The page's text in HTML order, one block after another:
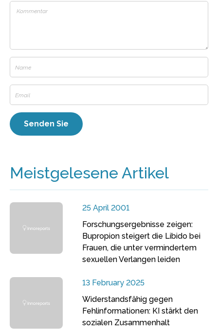
Meistgelesene Artikel
25 April 2001
Forschungsergebnisse zeigen:
Bupropion steigert die Libido bei
Frauen, die unter vermindertem
sexuellen Verlangen leiden
13 February 2025
Widerstandsfähig gegen
Fehlinformationen: KI stärkt den
sozialen Zusammenhalt